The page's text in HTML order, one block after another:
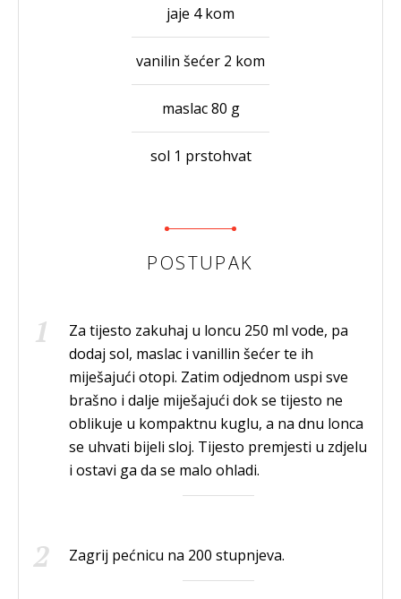
jaje 4 kom
vanilin šećer 2 kom
maslac 80 g
sol 1 prstohvat
POSTUPAK
Za tijesto zakuhaj u loncu 250 ml vode, pa
dodaj sol, maslac i vanillin šećer te ih
miješajući otopi. Zatim odjednom uspi sve
brašno i dalje miješajući dok se tijesto ne
oblikuje u kompaktnu kuglu, a na dnu lonca
se uhvati bijeli sloj. Tijesto premjesti u zdjelu
i ostavi ga da se malo ohladi.
Zagrij pećnicu na 200 stupnjeva.